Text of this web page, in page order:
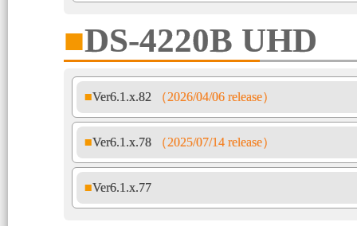
■DS-4220B UHD
■Ver6.1.x.82 （2026/04/06 release）
■Ver6.1.x.78 （2025/07/14 release）
■Ver6.1.x.77